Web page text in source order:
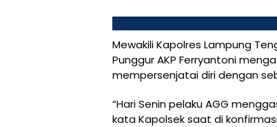
Mewakili Kapolres Lampung
Punggur AKP Ferryantoni
mempersenjatai diri dengan
“Hari Senin pelaku AGG
kata Kapolsek saat di